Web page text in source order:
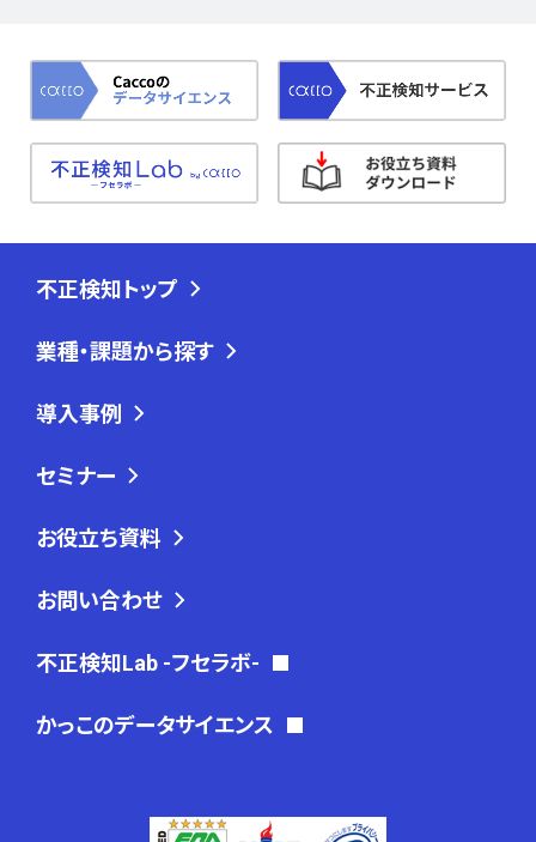
不正検知トップ
業種・課題から探す
導入事例
セミナー
お役立ち資料
お問い合わせ
不正検知Lab -フセラボ-
かっこのデータサイエンス